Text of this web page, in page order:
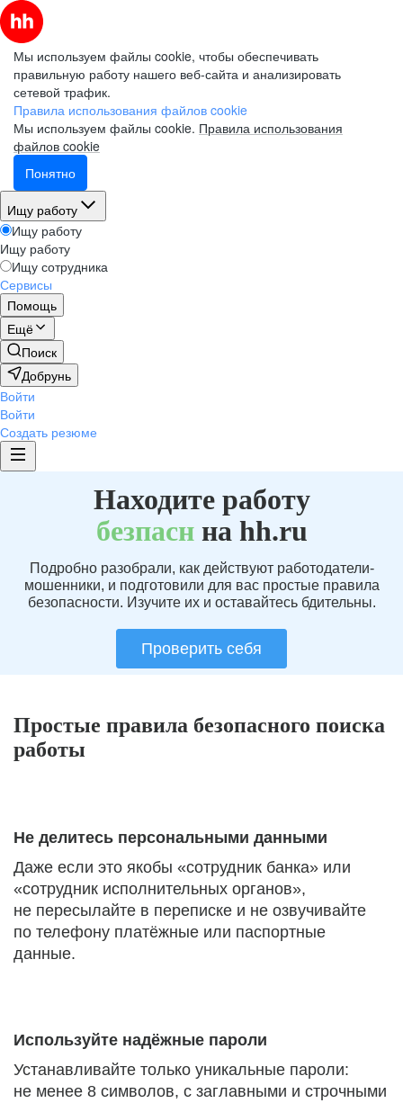
Мы используем файлы cookie, чтобы обеспечивать
правильную работу нашего веб-сайта и анализировать
сетевой трафик.
Правила использования файлов cookie
Мы используем файлы cookie. Правила использования
файлов cookie
Понятно
Ищу работу
Ищу работу
Ищу работу
Ищу сотрудника
Сервисы
Помощь
Ещё
Поиск
Добрунь
Войти
Войти
Создать резюме
Находите работу
безпаснна hh.ru
Подробно разобрали, как действуют работодатели-
мошенники, и подготовили для вас простые правила
безопасности. Изучите их и оставайтесь бдительны.
Проверить себя
Простые правила безопасного поиска
работы
Не делитесь персональными данными
Даже если это якобы «сотрудник банка» или
«сотрудник исполнительных органов»,
не пересылайте в переписке и не озвучивайте
по телефону платёжные или паспортные
данные.
Используйте надёжные пароли
Устанавливайте только уникальные пароли:
не менее 8 символов, с заглавными и строчными